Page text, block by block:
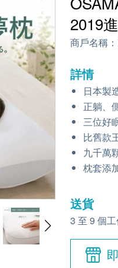
2019
商戶名稱：
詳情
日本製
正躺、
三位好
比舊款
九千萬
枕套添
送貨
3 至 9 個